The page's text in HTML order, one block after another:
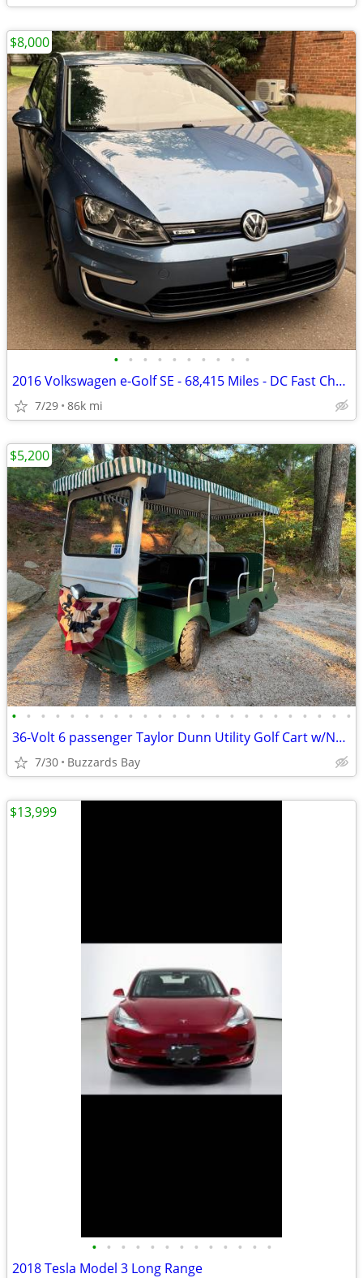
• • • • • • • • • •
2016 Volkswagen e-Golf SE - 68,415 Miles - DC Fast Charging - Clean Ti
7/29 86k mi
$8,000
• • • • • • • • • • • • • • • • • • • • • • • •
36-Volt 6 passenger Taylor Dunn Utility Golf Cart w/New Lithium Battery & Tires
7/30 Buzzards Bay
$5,200
• • • • • • • • • • • • •
2018 Tesla Model 3 Long Range
$13,999